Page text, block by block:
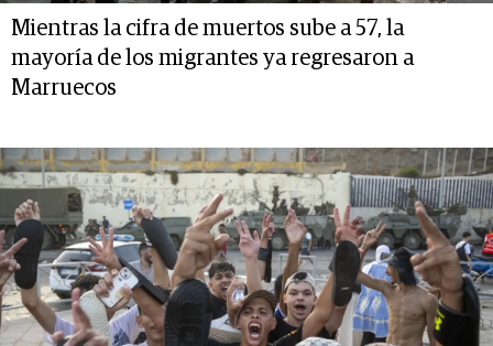
Mientras la cifra de muertos sube a 57, la
mayoría de los migrantes ya regresaron a
Marruecos